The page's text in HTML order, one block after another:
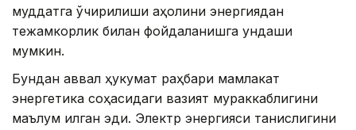
муддатга ўчирилиши аҳолини энергиядан
тежамкорлик билан фойдаланишга ундаши
мумкин.
Бундан аввал ҳукумат раҳбари мамлакат
энергетика соҳасидаги вазият мураккаблигини
маълум қилган эди. Электр энергияси танқислигини